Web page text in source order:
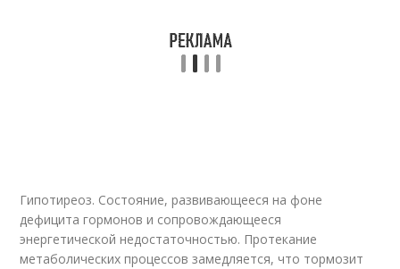
Гипотиреоз. Состояние, развивающееся на фоне
дефицита гормонов и сопровождающееся
энергетической недостаточностью. Протекание
метаболических процессов замедляется, что тормозит